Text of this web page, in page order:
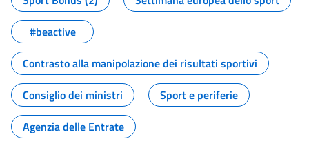
#beactive
Contrasto alla manipolazione dei risultati sportivi
Consiglio dei ministri
Sport e periferie
Agenzia delle Entrate